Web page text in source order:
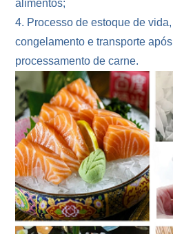
alimentos;
4. Processo de estoque de
congelamento e transporte
processamento de carne.